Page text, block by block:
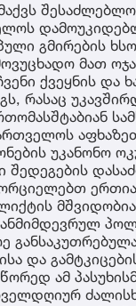
გმირების
მათ
ქვეყნის და
რასაც
უკანონო
შედეგების
და
ამ